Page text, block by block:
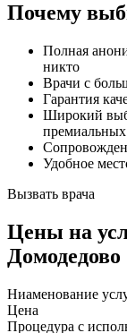
Почему
Полная
никто
Врачи с
Гарантия
Широкий
премиальных
Удобное
Вызвать врача
Цены на
Домодедово
Ниaменование
Цена
Процедура с